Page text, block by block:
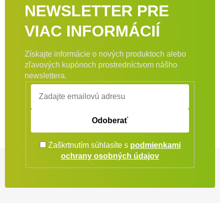
NEWSLETTER PRE
VIAC INFORMÁCIÍ
Získajte informácie o nových produktoch alebo
zľavových kupónoch prostredníctvom nášho
newslettera.
Odoberať
Zaškrtnutím súhlasíte s podmienkami
ochrany osobných údajov